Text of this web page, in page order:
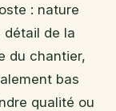
: nature
détail de la
du chantier,
bas
qualité ou